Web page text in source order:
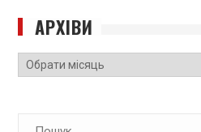
АРХІВИ
Архіви
Search